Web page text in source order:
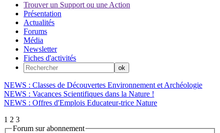
Trouver un Support ou une Action
Présentation
Actualités
Forums
Média
Newsletter
Fiches d'activités
NEWS : Classes de Découvertes Environnement et Archéologie
NEWS : Vacances Scientifiques dans la Nature !
NEWS : Offres d'Emplois Educateur-trice Nature
1 2 3
Forum sur abonnement